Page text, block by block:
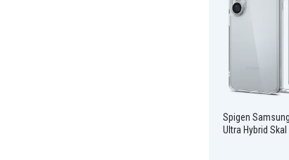
Spigen
Ultra Hybrid